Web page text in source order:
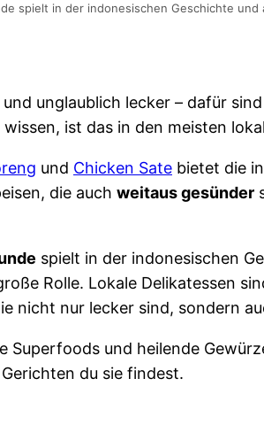
spielt in der indonesischen Geschichte
unglaublich lecker – dafür sind
ist das in den meisten
und Chicken Sate bietet die
die auch weitaus gesünder
spielt in der indonesischen
Rolle. Lokale Delikatessen
nicht nur lecker sind, sondern
Superfoods und heilende
du sie findest.